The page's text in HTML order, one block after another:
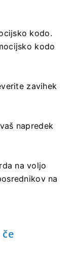
kodo.
kodo
zavihek
napredek
na voljo
na